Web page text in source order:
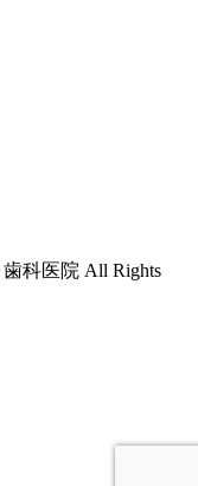
科医院 All Rights